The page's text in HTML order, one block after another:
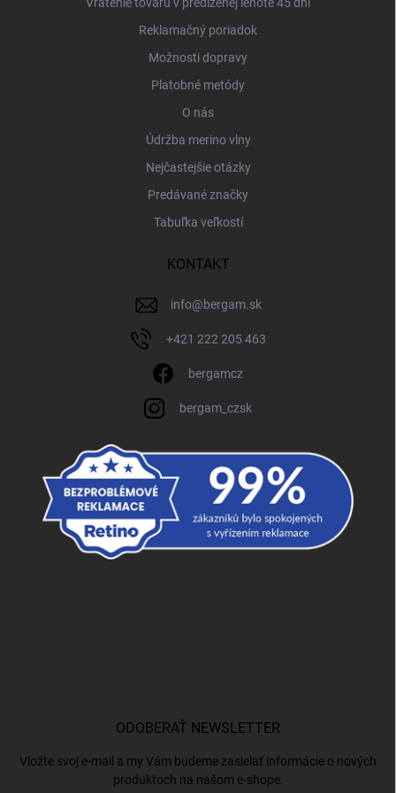
Reklamačný poriadok
Možnosti dopravy
Platobné metódy
O nás
Údržba merino vlny
Nejčastejšie otázky
Predávané značky
Tabuľka veľkostí
KONTAKT
info@bergam.sk
+421 222 205 463
bergamcz
bergam_czsk
ODOBERAŤ NEWSLETTER
Vložte svoj e-mail a my Vám budeme zasielať informácie o nových
produktoch na našom e-shope.